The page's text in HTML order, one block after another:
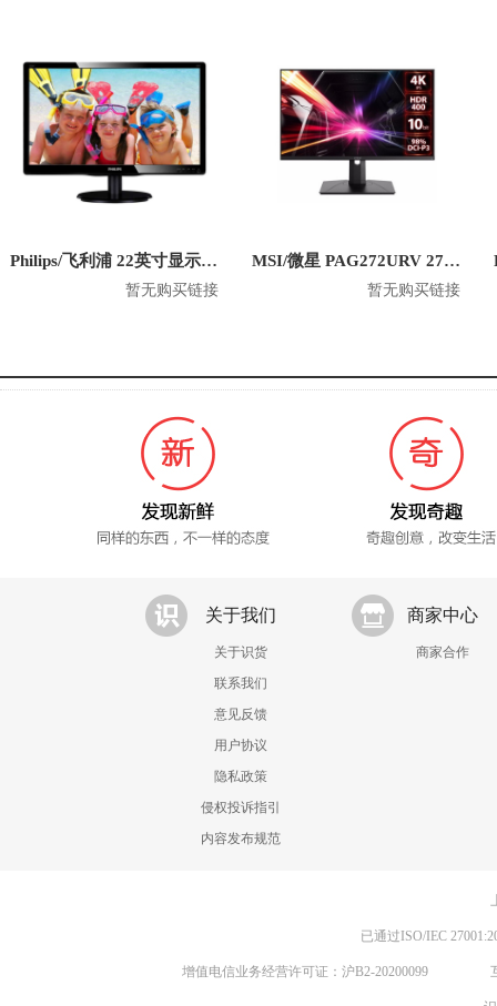
Philips/飞利浦 22英寸显示器 220V4LSB
暂无购买链接
MSI/微星 PAG272URV 27英寸电脑显示器
暂无购买链接
关于我们
关于识货
联系我们
意见反馈
用户协议
隐私政策
侵权投诉指引
内容发布规范
商家中心
商家合作
已通过ISO/IEC
增值电信业务经营许可证：沪B2-20200099